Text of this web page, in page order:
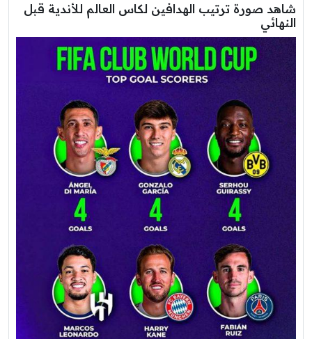
شاهد صورة ترتيب الهدافين لكاس العالم للأندية قبل
النهائي